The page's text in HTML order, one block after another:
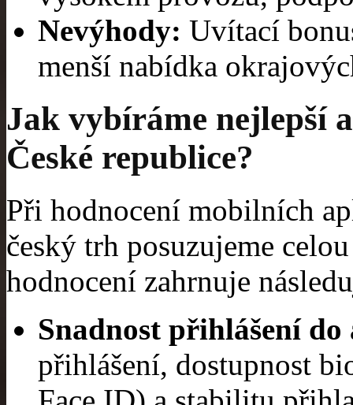
Nevýhody: Uvítací
menší nabídka
Jak vybíráme nejlepší
České republice?
Při hodnocení mobilních
český trh posuzujeme
hodnocení zahrnuje
Snadnost přihlášení do
přihlášení, dostupnost